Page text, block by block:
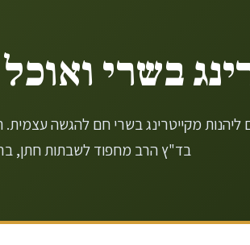
בשרי
ליהנות מקייטרינג בשרי חם להגשה
בד"ץ הרב מחפוד לשבתות חתן,